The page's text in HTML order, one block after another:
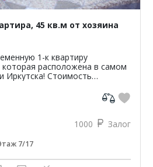
45 кв.м от хозяина
1-к квартиру
которая расположена в самом
Иркутска! Стоимость
1000 Залог
7/17